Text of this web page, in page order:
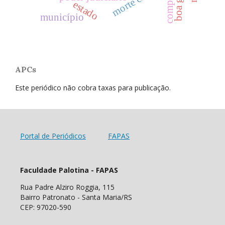
estado
município
APCs
Este periódico não cobra taxas para publicação.
Portal de Periódicos FAPAS
Faculdade Palotina - FAPAS
Rua Padre Alziro Roggia, 115
Bairro Patronato - Santa Maria/RS
CEP: 97020-590